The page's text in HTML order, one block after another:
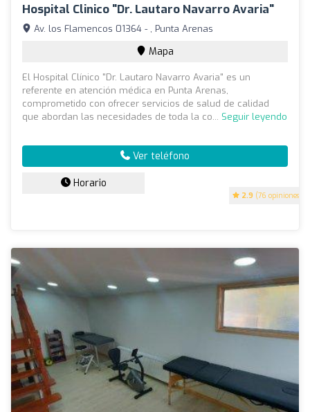
Hospital Clinico "Dr. Lautaro Navarro Avaria"
2.9 (76 opiniones)
Av. los Flamencos 01364 - , Punta Arenas
Mapa
El Hospital Clínico "Dr. Lautaro Navarro Avaria" es un
referente en atención médica en Punta Arenas,
comprometido con ofrecer servicios de salud de calidad
que abordan las necesidades de toda la co... Seguir leyendo
Ver teléfono
Horario